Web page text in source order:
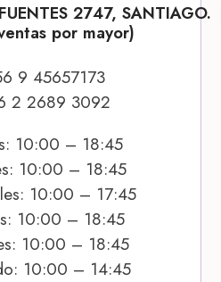
2747, SANTIAGO.
por mayor)
9 45657173
2 2689 3092
10:00 – 18:45
10:00 – 18:45
10:00 – 17:45
10:00 – 18:45
10:00 – 18:45
10:00 – 14:45